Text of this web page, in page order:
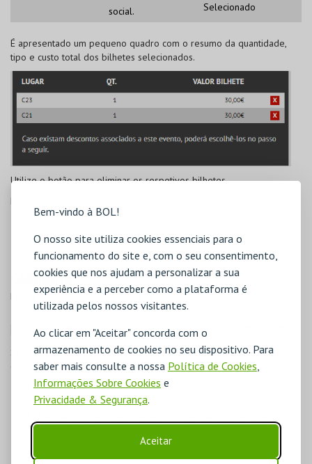
Bem-vindo à BOL!
O nosso site utiliza cookies essenciais para o
funcionamento do site e, com o seu consentimento,
cookies que nos ajudam a personalizar a sua
experiência e a perceber como a plataforma é
utilizada pelos nossos visitantes.
Ao clicar em "Aceitar" concorda com o
armazenamento de cookies no seu dispositivo. Para
saber mais consulte a nossa Política de Cookies
Informações Sobre Cookies e
Privacidade & Segurança.
Aceitar
social.
Selecionado
É apresentado um pequeno quadro com o resumo da quantidade,
tipo e custo total dos bilhetes selecionados.
Utilize o botãopara eliminar os respetivos bilhetes.
Pressione
CARRINHO
Por defeito, é assinalado o tipo de bilhete Inteiro.
Se pretendecomprar com desconto, trocar vouchers ou passes
deverá proceder da seguinte forma:
Desconto- Escolher o desconto correspondente para cada
bilhete;
cada bilhete, carregar no botão para aplicar as alterações e
posteriormente indicar o código de barras do
cartão/voucher/passe.